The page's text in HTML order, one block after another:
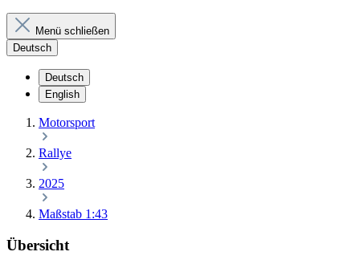
Menü schließen
Deutsch
Deutsch
English
Motorsport
Rallye
2025
Maßstab 1:43
Übersicht